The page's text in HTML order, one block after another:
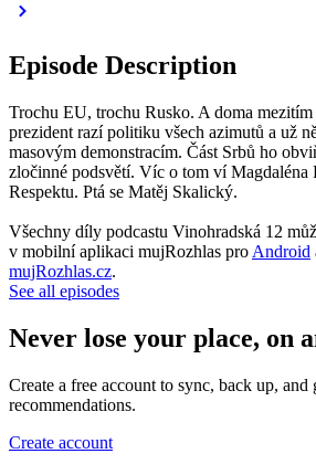
Episode Description
Trochu EU, trochu Rusko. A doma
prezident razí politiku všech azimutů a už
masovým demonstracím. Část Srbů ho
zločinné podsvětí. Víc o tom ví Magdaléna
Respektu. Ptá se Matěj Skalický.
Všechny díly podcastu Vinohradská 12
v mobilní aplikaci mujRozhlas pro Android
mujRozhlas.cz.
See all episodes
Never lose your place, on
Create a free account to sync, back up, and
recommendations.
Create account